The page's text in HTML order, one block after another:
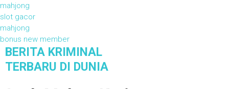
mahjong
slot gacor
mahjong
bonus new member
BERITA KRIMINAL
TERBARU DI DUNIA